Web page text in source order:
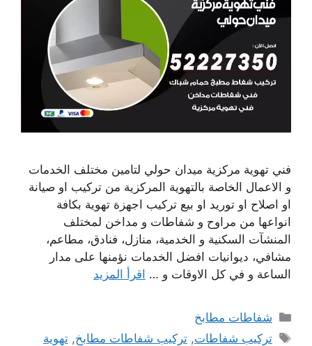
فني تهوية مركزية ميدان حولي لتامين مختلف الخدمات
و الاعمال الخاصة بالتهوية المركزية من تركيب او صيانة
او اصلاح او توريد او بيع تركيب اجهزة تهوية بكافة
انواعها من مراوح و شفاطات و مداخن لمختلف
المنشآت السكنية و الخدمية، منازل، فنادق، مطاعم،
مشافي، ديوانيات افضل الخدمات نؤمنها على مدار
الساعة و في كل الاوقات و … اقرأ المزيد
التصنيفات
شفاطات مطابخ
الوسوم
تركيب شفاطات,تركيب شفاطات مطابخ,تهوية